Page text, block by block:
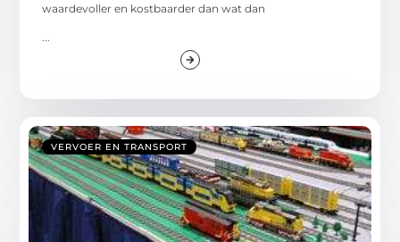
waardevoller en kostbaarder dan wat dan
...
VERVOER EN TRANSPORT